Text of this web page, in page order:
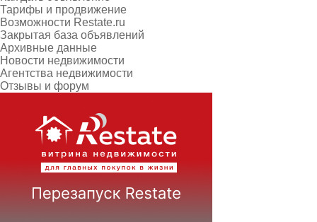
Тарифы и продвижение
Возможности Restate.ru
Закрытая база объявлений
Архивные данные
Новости недвижимости
Агентства недвижимости
Отзывы и форум